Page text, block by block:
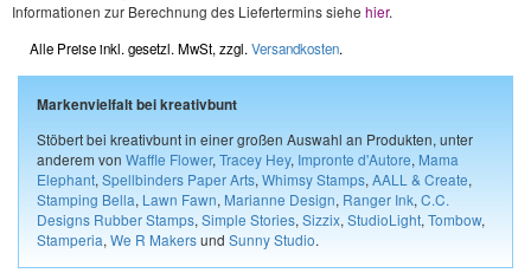
Informationen zur Berechnung des Liefertermins siehe hier.
Alle Preise inkl. gesetzl. MwSt, zzgl. Versandkosten.
Markenvielfalt bei kreativbunt
Stöbert bei kreativbunt in einer großen Auswahl an Produkten, unter
anderem von Waffle Flower, Tracey Hey, Impronte d'Autore, Mama
Elephant, Spellbinders Paper Arts, Whimsy Stamps, AALL & Create,
Stamping Bella, Lawn Fawn, Marianne Design, Ranger Ink, C.C.
Designs Rubber Stamps, Simple Stories, Sizzix, StudioLight, Tombow,
Stamperia, We R Makersund Sunny Studio.